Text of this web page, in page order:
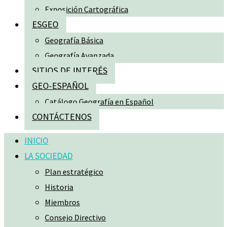
Exposición Cartográfica
ESGEO
Geografía Básica
Geografía Avanzada
SITIOS DE INTERÉS
GEO-ESPAÑOL
Catálogo Geografía en Español
CONTÁCTENOS
INICIO
LA SOCIEDAD
Plan estratégico
Historia
Miembros
Consejo Directivo